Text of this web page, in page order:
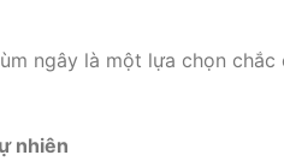
ngây là một lựa chọn
nhiên